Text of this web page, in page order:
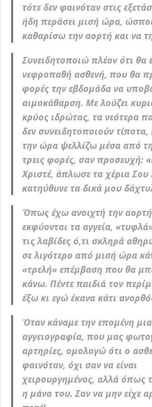
τότε δεν φαινόταν στις
ήδη περάσει μισή ώρα,
καθαρίσω την αορτή και να
Συνειδητοποιώ πλέον ότι θα
νεφροπαθή ασθενή, που θα
φορές την εβδομάδα να
αιμοκάθαρση. Με λούζει
κρύος ιδρώτας, τα νεότερα
δεν συνειδητοποιούν τίποτα,
την ώρα ψελλίζω μέσα από
τρεις φορές, σαν προσευχή:
Χριστέ, άπλωσε τα χέρια Σου
κατηύθυνε τα δικά μου
Όπως έχω ανοιχτή την
εκφύονται τα αγγεία,
τις λαβίδες ό,τι σκληρά
σε λιγότερο από μισή ώρα
«τρελή» επέμβαση που θα
κάνω. Πέντε παιδιά τον
έξω κι εγώ έκανα κάτι
Όταν κάναμε την επομένη
αγγειογραφία, που μας
αρτηρίες, ομολογώ ότι ο
φαινόταν, όχι σαν να είναι
χειρουργημένος, αλλά όπως
η μάνα του. Σαν να μην είχε